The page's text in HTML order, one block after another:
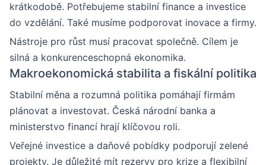
krátkodobě. Potřebujeme stabilní finance a investice
do vzdělání. Také musíme podporovat inovace a firmy.
Nástroje pro růst musí pracovat společně. Cílem je
silná a konkurenceschopná ekonomika.
Makroekonomická stabilita a fiskální politika
Stabilní měna a rozumná politika pomáhají firmám
plánovat a investovat. Česká národní banka a
ministerstvo financí hrají klíčovou roli.
Veřejné investice a daňové pobídky podporují zelené
projekty. Je důležité mít rezervy pro krize a flexibilní